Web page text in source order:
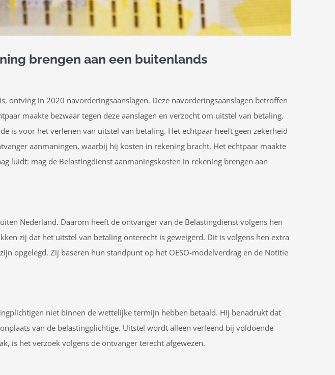
brengen aan een buitenlands
ontving in 2020 navorderingsaanslagen. Deze navorderingsaanslagen betroffen
maakte bezwaar tegen deze aanslagen en verzocht om uitstel van betaling.
is voor het verlenen van uitstel van betaling. Het echtpaar heeft geen zekerheid
aanmaningen, waarbij hij kosten in rekening bracht. Het echtpaar maakte
luidt: mag de Belastingdienst aanmaningskosten in rekening brengen aan
Nederland. Daarom heeft de ontvanger van de Belastingdienst volgens hen
zij dat het uitstel van betaling onterecht is geweigerd. Dit is volgens hen extra
opgelegd. Zij baseren hun standpunt op het OESO-modelverdrag en de Notitie
niet binnen de wettelijke termijn hebben betaald. Hij benadrukt dat
van de belastingplichtige. Uitstel wordt alleen verleend bij voldoende
is het verzoek volgens de ontvanger terecht afgewezen.